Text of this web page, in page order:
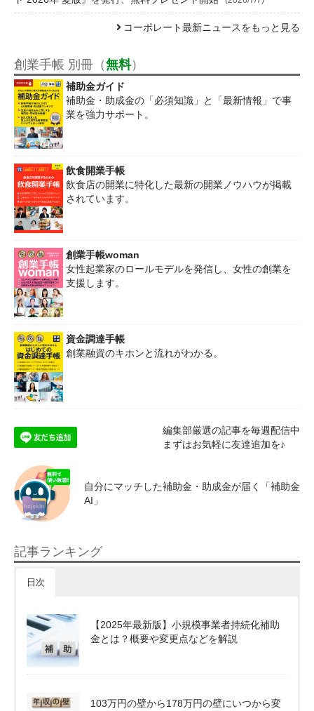
コーポレート最新ニュースをもっと見る
創業手帳 別冊（無料）
補助金ガイド
補助金・助成金の「必須知識」と「最新情報」で事
業を強力サポート。
飲食開業手帳
飲食店の開業に特化した最新の開業ノウハウが掲載
されています。
創業手帳woman
女性起業家のロールモデルを発信し、女性の創業を
支援します。
資金調達手帳
創業融資のキホンと流れがわかる。
編集部厳選の記事を毎週配信中
まずはお気軽に友達追加を♪
自分にマッチした補助金・助成金が届く「補助金
AI」
記事ランキング
日次
【2025年最新版】小規模事業者持続化補助
金とは？概要や変更点などを解説
103万円の壁から178万円の壁にいつから変